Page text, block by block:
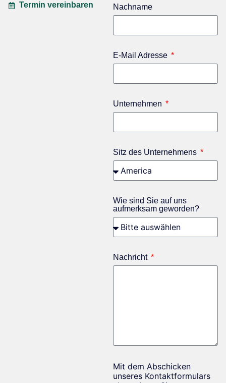
Termin vereinbaren Nachname
E-Mail Adresse
Unternehmen
Sitz des Unternehmens
Wie sind Sie auf uns
aufmerksam geworden?
Nachricht